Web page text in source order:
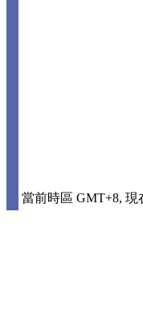
當前時區 GMT+8, 現